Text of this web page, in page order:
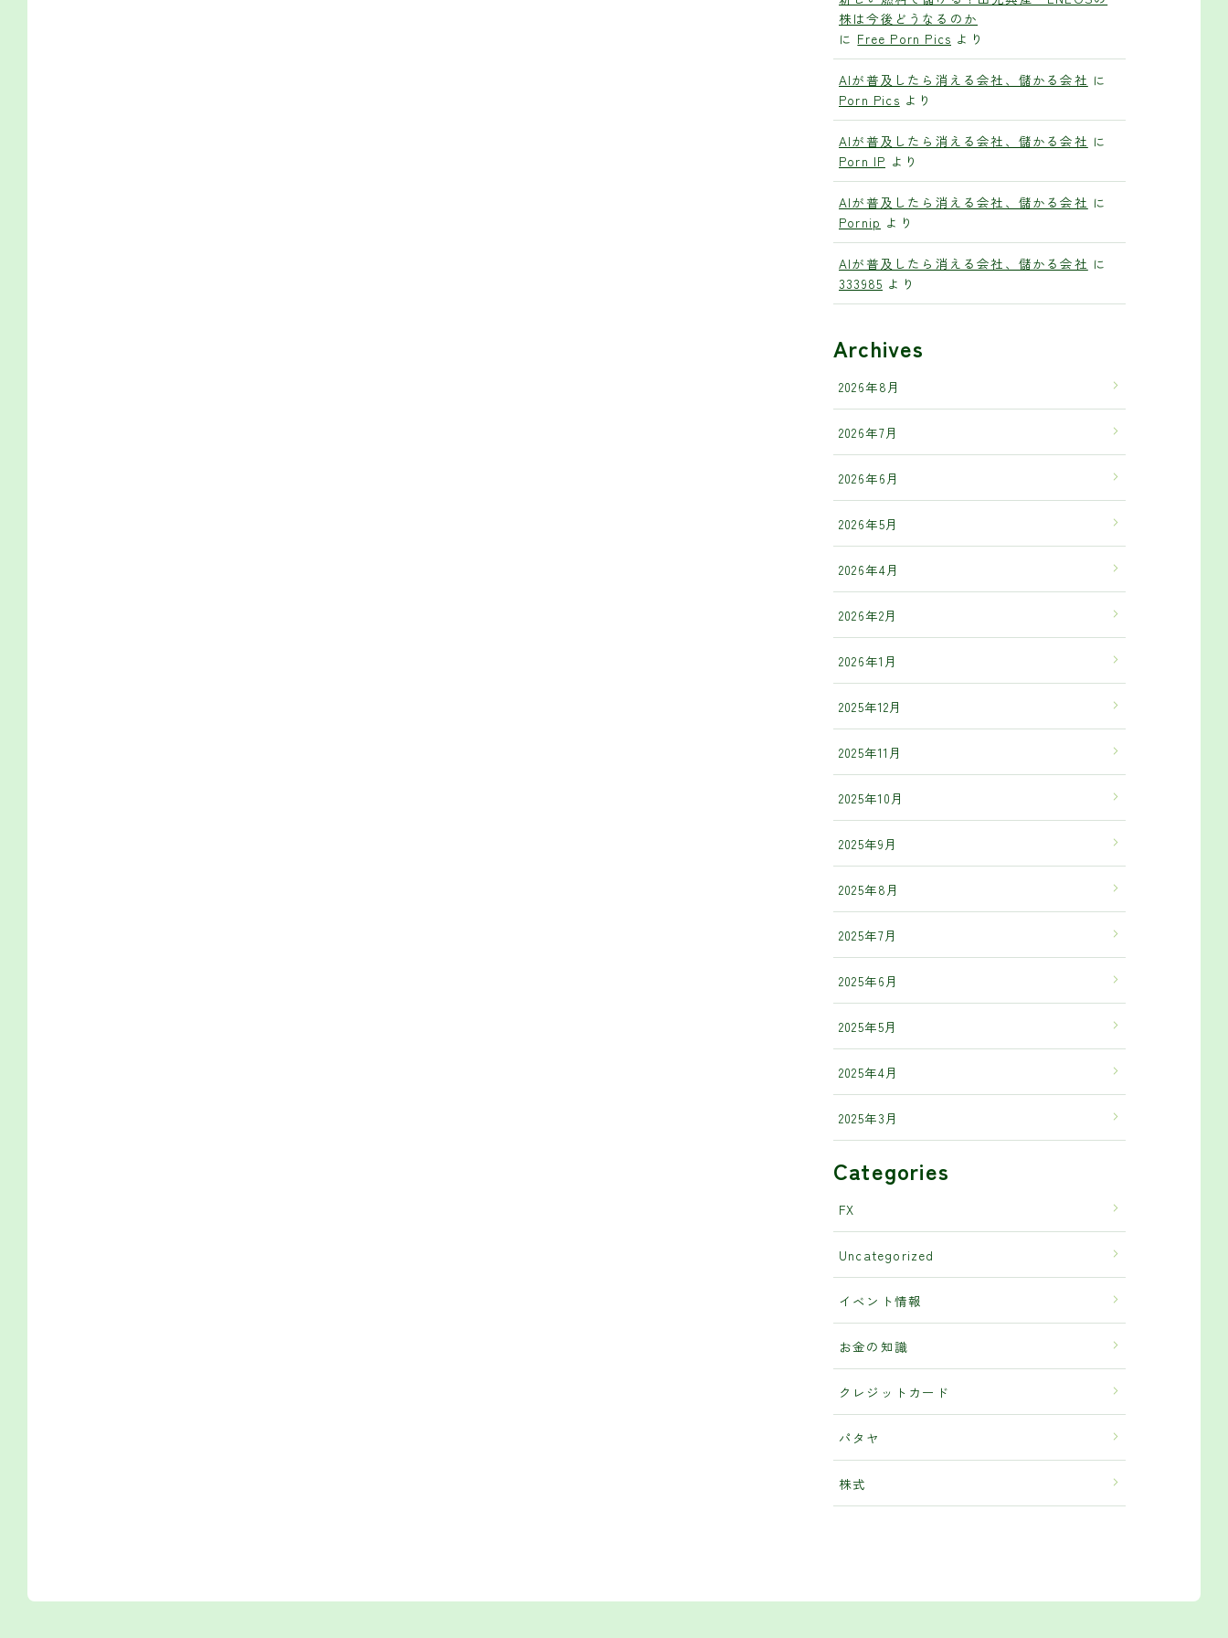
株は今後どうなるのか
に Free Porn Pics より
AIが普及したら消える会社、儲かる会社 に
Porn Pics より
AIが普及したら消える会社、儲かる会社 に
Porn IP より
AIが普及したら消える会社、儲かる会社 に
Pornip より
AIが普及したら消える会社、儲かる会社 に
333985 より
Archives
2026年8月
2026年7月
2026年6月
2026年5月
2026年4月
2026年2月
2026年1月
2025年12月
2025年11月
2025年10月
2025年9月
2025年8月
2025年7月
2025年6月
2025年5月
2025年4月
2025年3月
Categories
FX
Uncategorized
イベント情報
お金の知識
クレジットカード
パタヤ
株式